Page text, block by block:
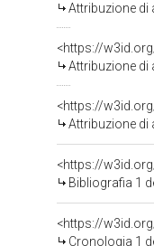
Attribuzione di
<https://
Attribuzione di
<https://
Attribuzione di
<https://
Bibliografia 1
<https://
Cronologia 1